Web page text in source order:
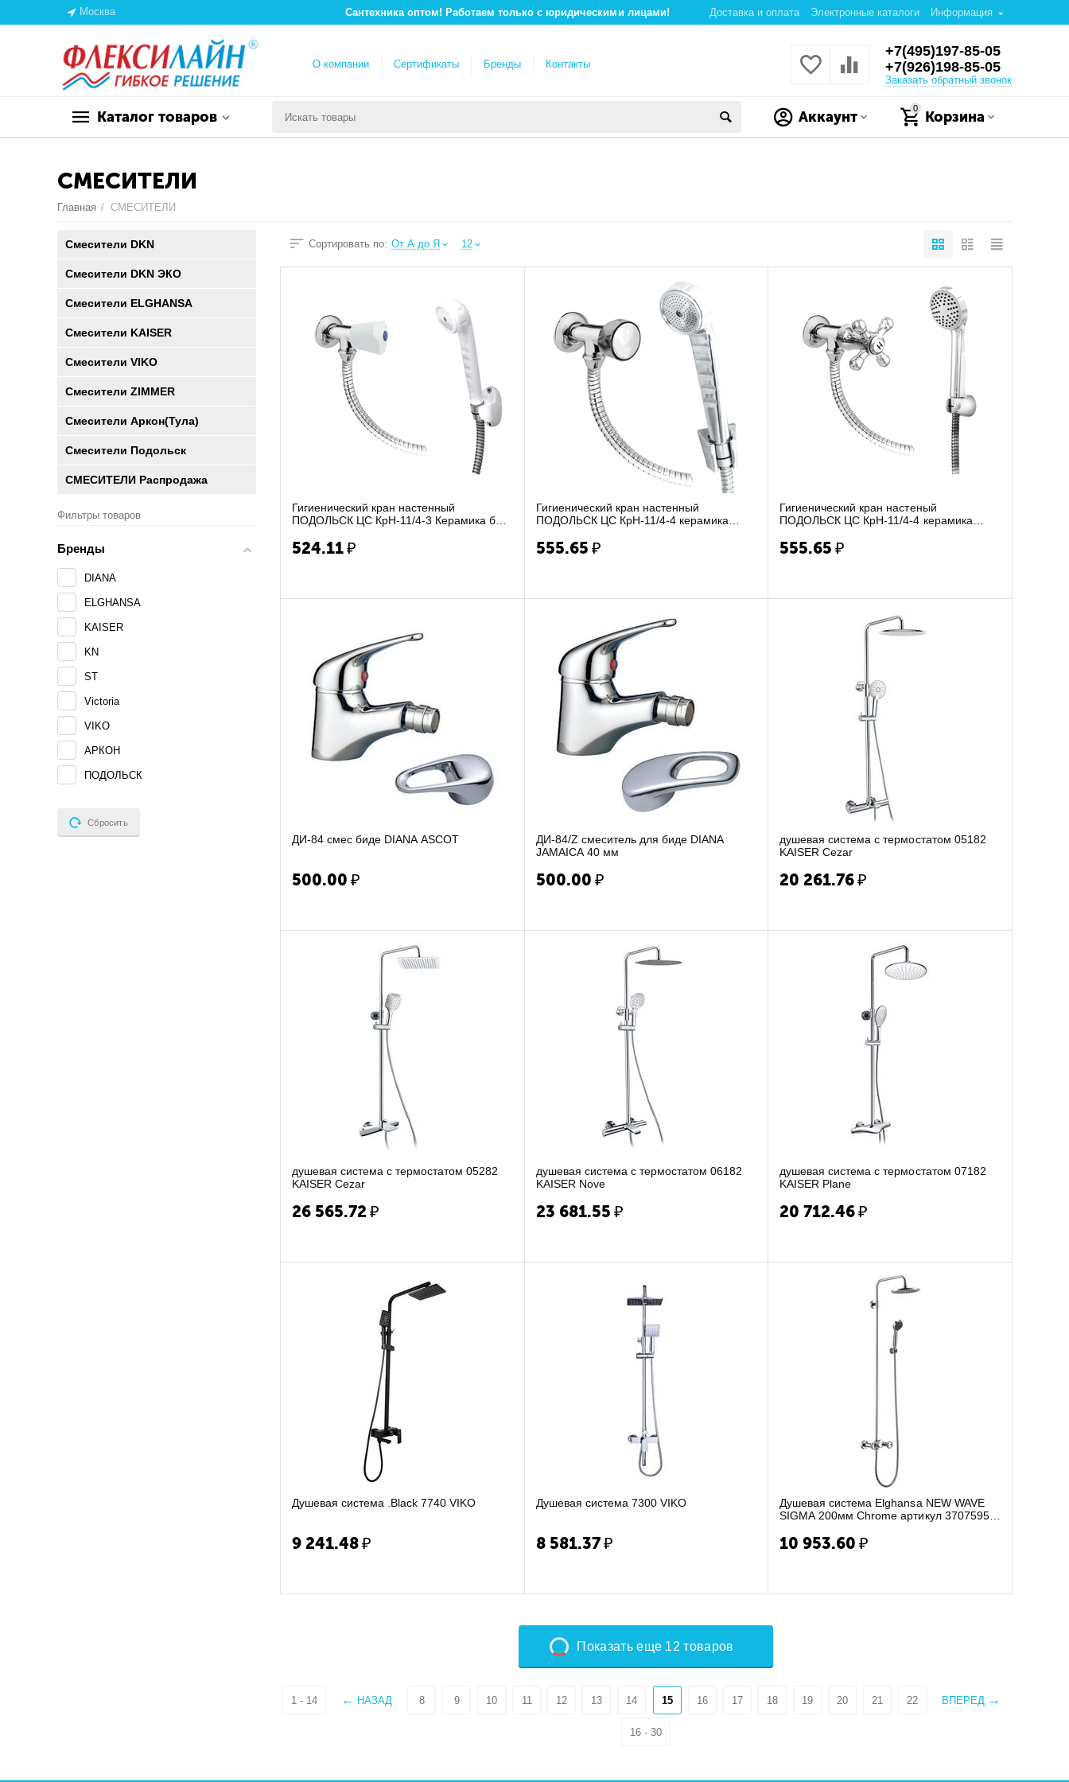
Москва Доставка и оплата Электронные каталоги Информация
Сантехника оптом! Работаем только с юридическими лицами!
О компании Сертификаты Бренды Контакты
+7(495)197-85-05
+7(926)198-85-05
Заказать обратный звонок
Каталог товаров
0
Корзина
Аккаунт
СМЕСИТЕЛИ
Главная / СМЕСИТЕЛИ
Сортировать по: От А до Я 12
Гигиенический кран настенный
ПОДОЛЬСК ЦС КрН-11/4-3 Керамика бел.
524.11₽
Гигиенический кран настенный
ПОДОЛЬСК ЦС КрН-11/4-4 керамика
555.65 ₽
Гигиенический кран настеный
ПОДОЛЬСК ЦС КрН-11/4-4 керамика
555.65 ₽
ДИ-84 смес биде DIANA ASCOT
500.00 ₽
ДИ-84/Z смеситель для биде DIANA
JAMAICA 40 мм
500.00 ₽
душевая система с термостатом 05182
KAISER Cezar
20 261.76₽
душевая система с термостатом 05282
KAISER Cezar
26 565.72 ₽
душевая система с термостатом 06182
KAISER Nove
23 681.55 ₽
душевая система с термостатом 07182
KAISER Plane
20 712.46₽
Душевая система .Black 7740 VIKO
9 241.48₽
Душевая система 7300 VIKO
8 581.37₽
Душевая система Elghansa NEW WAVE
SIGMA 200мм Chrome артикул 3707595-
10 953.60 ₽
Показать еще 12 товаров
1 - 14 НАЗАД 8 9 10 11 12 13 14 15 16 17 18 19 20 21 22 ВПЕРЕД
16 - 30
Смесители DKN
Смесители DKN ЭКО
Смесители ELGHANSA
Смесители KAISER
Смесители VIKO
Смесители ZIMMER
Смесители Аркон(Тула)
Смесители Подольск
СМЕСИТЕЛИ Распродажа
Фильтры товаров
Бренды
DIANA
ELGHANSA
KAISER
KN
ST
Victoria
VIKO
АРКОН
ПОДОЛЬСК
Сбросить